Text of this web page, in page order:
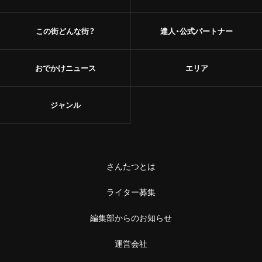
この街どんな街？
おでかけニュース
達人・公式パートナー
エリア
ジャンル
さんたつとは
ライター募集
編集部からのお知らせ
運営会社